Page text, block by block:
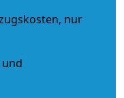
nur